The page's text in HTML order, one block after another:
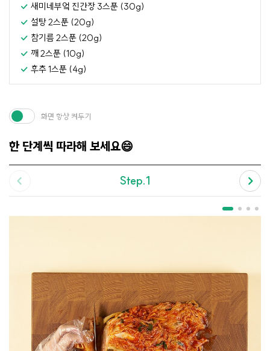
새미네부엌 진간장 3스푼 (30g)
설탕 2스푼 (20g)
참기름 2스푼 (20g)
깨 2스푼 (10g)
후추 1스푼 (4g)
한 단계씩 따라해 보세요😄
화면 항상 켜두기
Step.1